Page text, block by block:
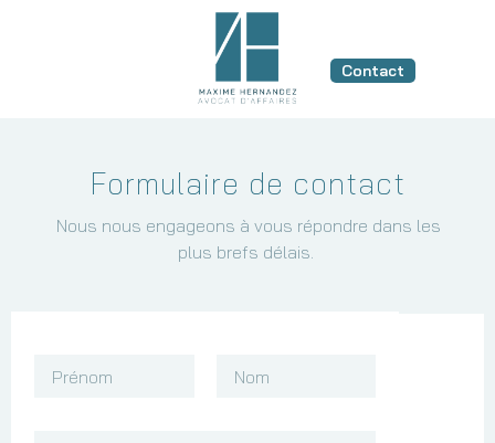
Contact
Formulaire de contact
Nous nous engageons à vous répondre dans les
plus brefs délais.